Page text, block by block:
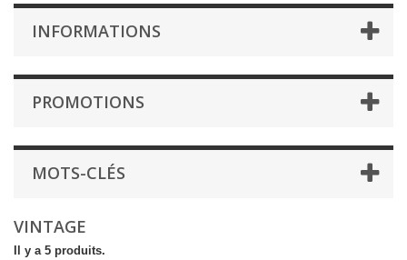
INFORMATIONS
PROMOTIONS
MOTS-CLÉS
VINTAGE
Il y a 5 produits.